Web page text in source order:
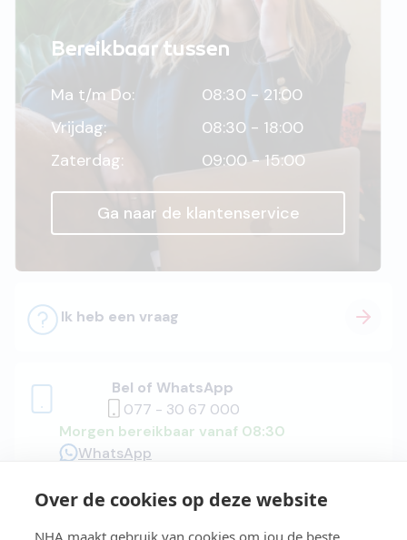
Over de cookies op deze website
NHA maakt gebruik van cookies om jou de beste
Bereikbaar tussen
Ma t/m Do:
08:30 - 21:00
Vrijdag:
08:30 - 18:00
Zaterdag:
09:00 - 15:00
Ga naar de klantenservice
Ik heb een vraag
Bel of WhatsApp
077 - 30 67 000
Morgen bereikbaar vanaf 08:30
WhatsApp